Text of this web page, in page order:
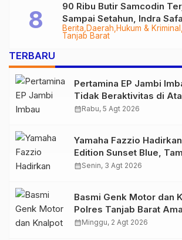
Berita Daerah Hukum & Kriminal
Tanjab Barat
90 Ribu Butir Samcodin
Sampai Setahun, Indra
Audit Menyeluruh
TERBARU
Pertamina EP Jambi
Tidak Beraktivitas di
Migas Demi
calendar_monthRabu, 5 Agt 2026
Yamaha Fazzio
Edition Sunset Blue,
Retro Summer yang
calendar_monthSenin, 3 Agt 2026
Basmi Genk Motor dan
Polres Tanjab Barat
Kendaraan
calendar_monthMinggu, 2 Agt 2026